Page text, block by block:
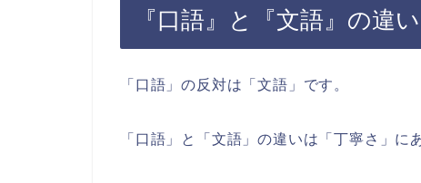
『口語』と『文語』の違
「口語」の反対は「文語」です。
「口語」と「文語」の違いは「丁寧さ」に